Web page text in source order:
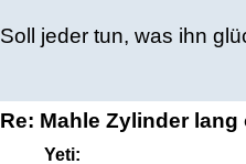
Soll jeder tun, was ihn
Re: Mahle Zylinder
Yeti: